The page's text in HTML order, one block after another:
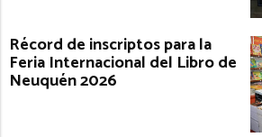
Récord de inscriptos para la
Feria Internacional del Libro de
Neuquén 2026